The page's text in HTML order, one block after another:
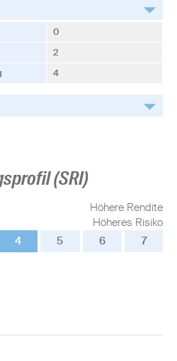
0
2
4
(SRI)
Höhere Rendite
Höheres Risiko
4 5 6 7